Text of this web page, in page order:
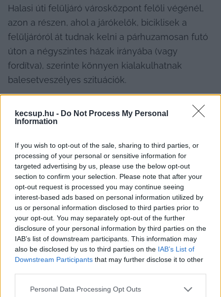
kecsup.hu - Do Not Process My Personal
Information
If you wish to opt-out of the sale, sharing to third parties, or
processing of your personal or sensitive information for
targeted advertising by us, please use the below opt-out
section to confirm your selection. Please note that after your
opt-out request is processed you may continue seeing
interest-based ads based on personal information utilized by
us or personal information disclosed to third parties prior to
your opt-out. You may separately opt-out of the further
disclosure of your personal information by third parties on the
IAB’s list of downstream participants. This information may
also be disclosed by us to third parties on the IAB’s List of
Downstream Participants that may further disclose it to other
Please note that this website/app uses one or more Google
Personal Data Processing Opt Outs
Halasi úti felüljáró városközpont felőli végénél,
azon a részen, ahol a járókelők, biciklisek a
felüljáróról át tudnak kelni a párhuzamosan futó
úton a négyszintes házak irányába (vagy
fordítva), szerinte könnyen kialakulhatnak
balesetveszélyes szituációk.
„A jelenlegi forgalmi rend szerint a gyalogos- és
kerékpárút közvetlenül keresztezi az egyirányú
autóutat, amely az Ipoly utcába vezet, ahol az utca
végén garázssor is található. A szakaszon így
nemcsak átmenő, hanem célforgalom is jelentős.
Az érintett útszakaszon a gépjárművek – különösen
személyautók és motorkerékpárok – gyakran
jelentős sebességgel haladnak, ami a fenti
forgalmi sajátosságokkal együtt rendszeresen
veszélyhelyzetet teremt a
gyalogosok és
beláthatóság vagy figyelmetlenség esetén”